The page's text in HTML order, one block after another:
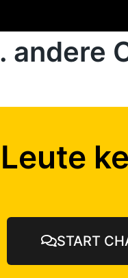
START